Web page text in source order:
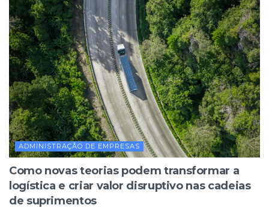
ADMINISTRAÇÃO DE EMPRESAS
Como novas teorias podem transformar a
logística e criar valor disruptivo nas cadeias
de suprimentos